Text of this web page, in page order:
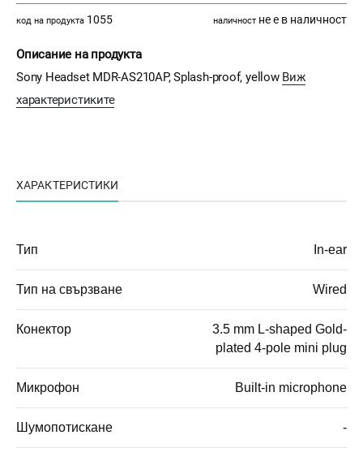
код на продукта 1055 наличност не е в наличност
Описание на продукта
Sony Headset MDR-AS210AP, Splash-proof, yellow Виж
характеристиките
ХАРАКТЕРИСТИКИ
Тип In-ear
Тип на свързване Wired
Конектор
3.5 mm L-shaped Gold-
plated 4-pole mini plug
Микрофон Built-in microphone
Шумопотискане -